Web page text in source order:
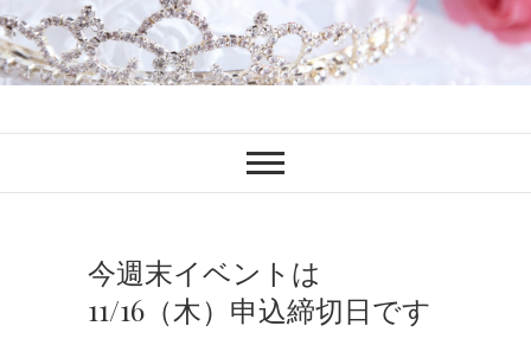
ファンブロ
今週末イベントは
11/16（木）申込締切日です